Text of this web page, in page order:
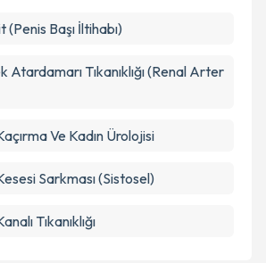
Takvim Talebini Gönder
Başı İltihabı)
Atardamarı Tıkanıklığı (Renal Arter
Ve Kadın Ürolojisi
Sarkması (Sistosel)
Tıkanıklığı